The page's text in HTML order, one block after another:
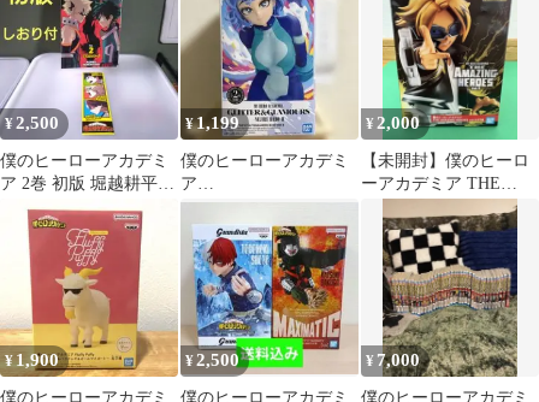
¥2,500
僕のヒーローアカデミ
ア 2巻 初版 堀越耕平
しおり付
¥1,199
僕のヒーローアカデミ
ア
GLITTER&GLAMOUR
S 波動ねじれ
¥ 2,000
【未開封】僕のヒーロ
ーアカデミア THE
AMAZING HEROES 上
鳴電気
¥1,900
僕のヒーローアカデミ
¥2,500
僕のヒーローアカデミ
¥ 7,000
僕のヒーローアカデミ